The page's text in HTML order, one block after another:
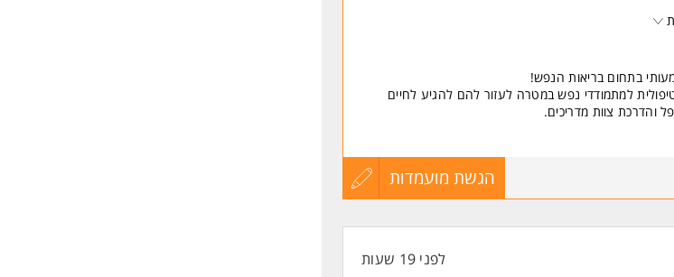
בתחום בריאות הנפש!
למתמודדי נפש במטרה לעזור להם להגיע לחיים
והדרכת צוות מדריכים.
לעבוד במשרה חלקית!
לתואר שני בתחום העבודה הסוציאלית!
הגשת מועמדות
עדכון
לפני 19 שעות